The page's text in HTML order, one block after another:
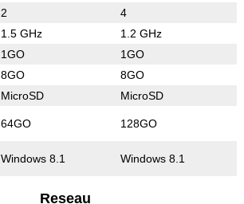
2 4
1.5 GHz 1.2 GHz
1GO 1GO
8GO 8GO
MicroSD MicroSD
64GO 128GO
Windows 8.1 Windows 8.1
Reseau